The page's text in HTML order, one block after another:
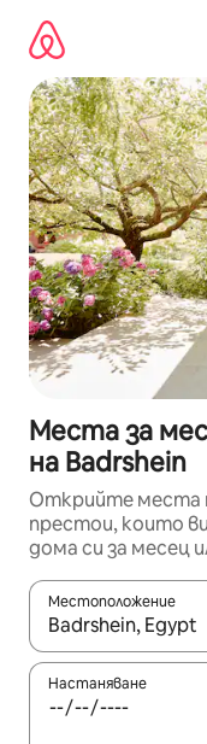
съдържанието
Места за
на Badrshein
Открийте места
престои, които
дома си за месец
Местоположение
Когато
Настаняване